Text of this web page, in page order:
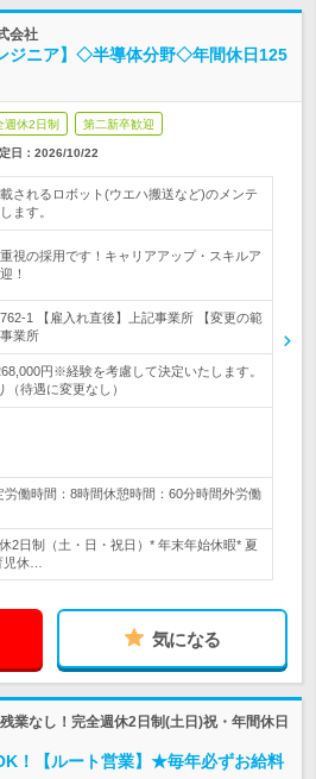
会社
ジニア】◇半導体分野◇年間休日125
週休2日制 第二新卒歓迎
日： 2026/10/22
されるロボット(ウエハ搬送など)のメンテ
ます。
重視の採用です！キャリアアップ・スキルア
！
1 【雇入れ直後】上記事業所 【変更の範
業所
円※経験を考慮して決定いたします。
待遇に変更なし）
労働時間：8時間休憩時間：60分時間外労働
2日制（土・日・祝日）* 年末年始休暇* 夏
児休…
気になる
業なし！完全週休2日制(土日)祝・年間休日
！【ルート営業】★毎年必ずお給料